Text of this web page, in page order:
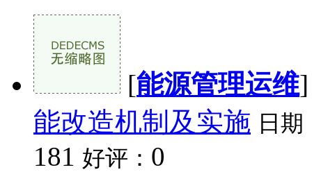
[能源管理运维
能改造机制及实施 日期
181 好评： 0